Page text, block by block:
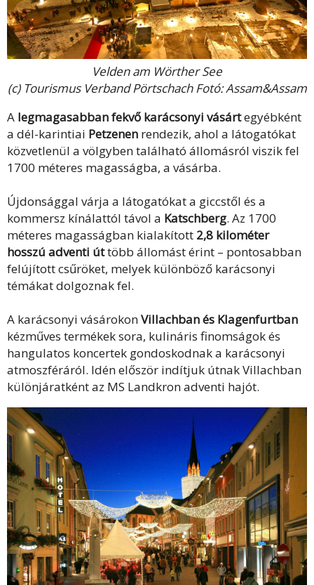
Velden am Wörther See
(c) Tourismus Verband Pörtschach Fotó: Assam&Assam
A legmagasabban fekvő karácsonyi vásártegyébként
a dél-karintiai Petzenen rendezik, ahol a látogatókat
közvetlenül a völgyben található állomásról viszik fel
1700 méteres magasságba, a vásárba.
Újdonsággal várja a látogatókat a giccstől és a
kommersz kínálattól távol a Katschberg. Az 1700
méteres magasságban kialakított 2,8 kilométer
hosszú adventi úttöbb állomást érint – pontosabban
felújított csűröket, melyek különböző karácsonyi
témákat dolgoznak fel.
A karácsonyi vásárokonVillachban és Klagenfurtban
kézműves termékek sora, kulináris finomságok és
hangulatos koncertek gondoskodnak a karácsonyi
atmoszféráról. Idén először indítjuk útnak Villachban
különjáratként az MS Landkron adventi hajót.